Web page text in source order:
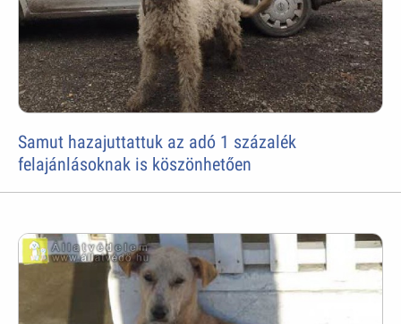
Samut hazajuttattuk az adó 1 százalék
felajánlásoknak is köszönhetően